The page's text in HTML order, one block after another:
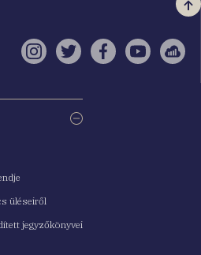
a
Instagram
TwitterFacebook
YouTube
üléseiről
jegyzőkönyvei